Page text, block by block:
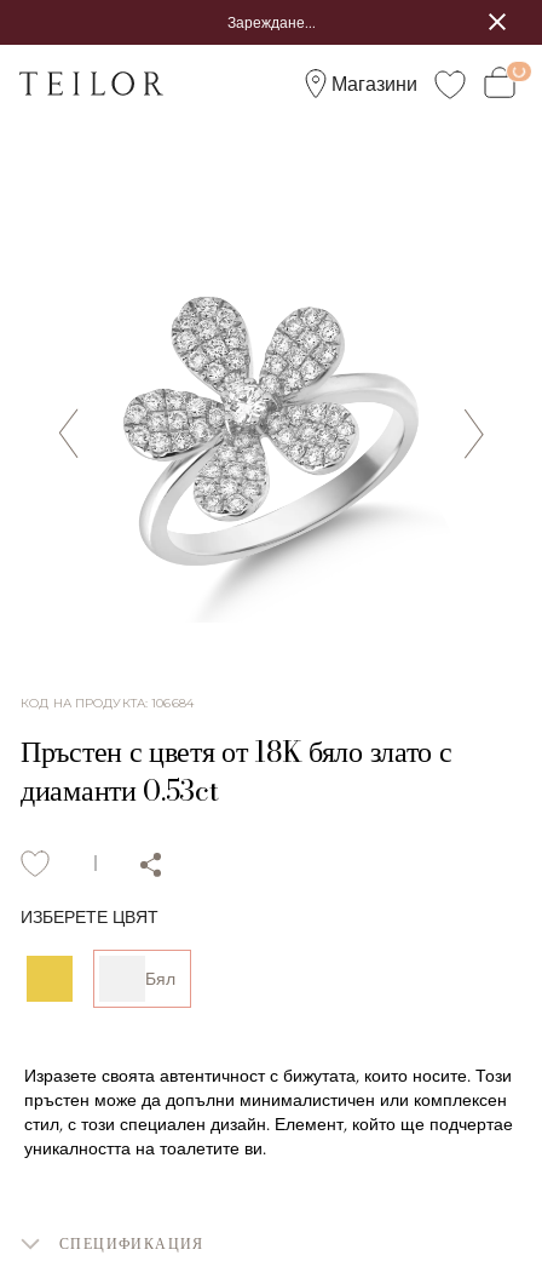
Зареждане...
Магазини
КОД НА ПРОДУКТА:106684
Пръстен с цветя от 18K бяло злато с
диаманти 0.53ct
ИЗБЕРЕТЕ ЦВЯТ
Бял
Изразете своята автентичност с бижутата, които носите. Този
пръстен може да допълни минималистичен или комплексен
стил, с този специален дизайн. Елемент, който ще подчертае
уникалността на тоалетите ви.
СПЕЦИФИКАЦИЯ